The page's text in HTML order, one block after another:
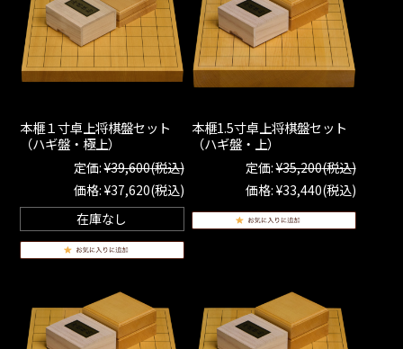
本榧１寸卓上将棋盤セット
（ハギ盤・極上）
定価:¥39,600(税込)
価格: ¥37,620(税込)
在庫なし
本榧1.5寸卓上将棋盤セット
（ハギ盤・上）
定価:¥35,200(税込)
価格: ¥33,440(税込)